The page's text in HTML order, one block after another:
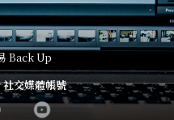
Back Up
交媒體帳號